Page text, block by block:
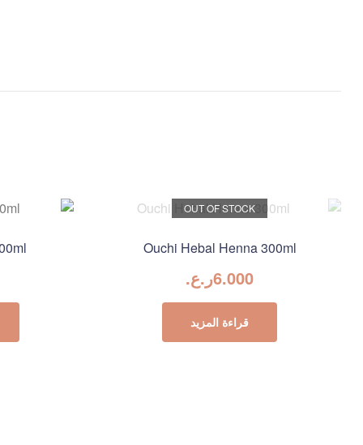
OUT OF STOCK
Ouchi Hebal Henna 300ml
6.000ر.ع.
قراءة المزيد